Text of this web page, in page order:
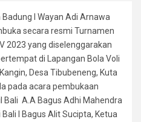
I Wayan Adi Arnawa
secara resmi Turnamen
2023 yang diselenggarakan
di Lapangan Bola Voli
Desa Tibubeneng, Kuta
pada acara pembukaan
Bali A.A Bagus Adhi Mahendra
I Bagus Alit Sucipta, Ketua